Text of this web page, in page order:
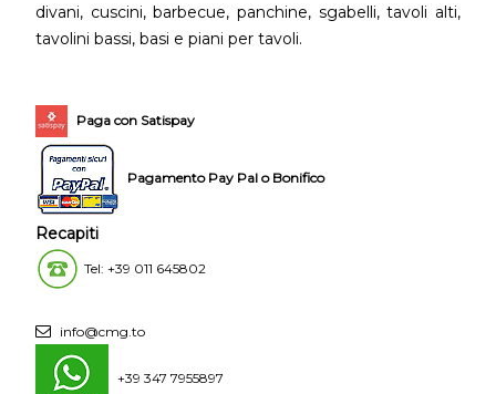
divani, cuscini, barbecue, panchine, sgabelli, tavoli alti,
tavolini bassi, basi e piani per tavoli.
Paga con Satispay
Pagamento Pay Pal o Bonifico
Recapiti
Tel: +39 011 645802
info@cmg.to
+39 347 7955897